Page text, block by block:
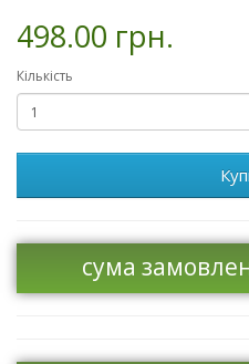
498.00 грн.
Кількість
сума